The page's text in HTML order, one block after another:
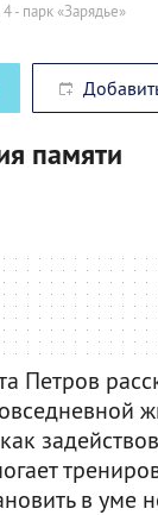
4- парк «Зарядье»
памяти
Петров
в